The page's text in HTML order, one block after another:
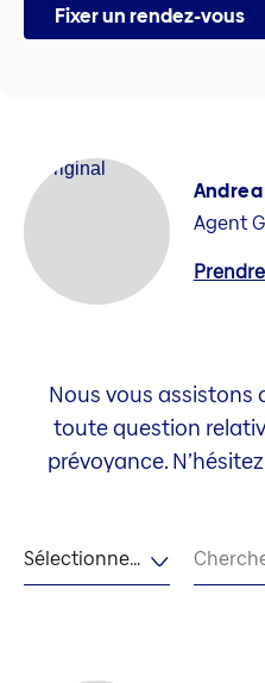
Fixer un rendez-vous
Agent
Nous vous assistons
toute question
prévoyance.
Sélectionner la langue